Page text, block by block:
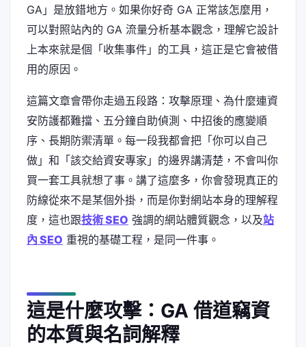
GA」是放錯地方。如果你好奇 GA 正常該怎麼用，
可以對照站內的 GA 流量分析基本觀念，理解它設計
上本來就是個「收集事件」的工具，這正是它會被借
用的原因。
這篇文章會帶你走過五段路：攻擊原理、為什麼連資
安防護都難擋、五分鐘自助偵測、中招後的應變順
序、長期防禦清單。每一段我都會把「你可以自己
做」和「該交給資安專家」的邊界講清楚，不會叫你
買一套工具就想了事。講了這麼多，你會發現真正的
防線從來不是某個外掛，而是你對網站本身的理解程
度，這也跟技術 SEO 強調的網站體質觀念，以及站
內 SEO 重視的基礎工程，是同一件事。
這是什麼攻擊：GA 借道竊資
的本質與名詞解釋